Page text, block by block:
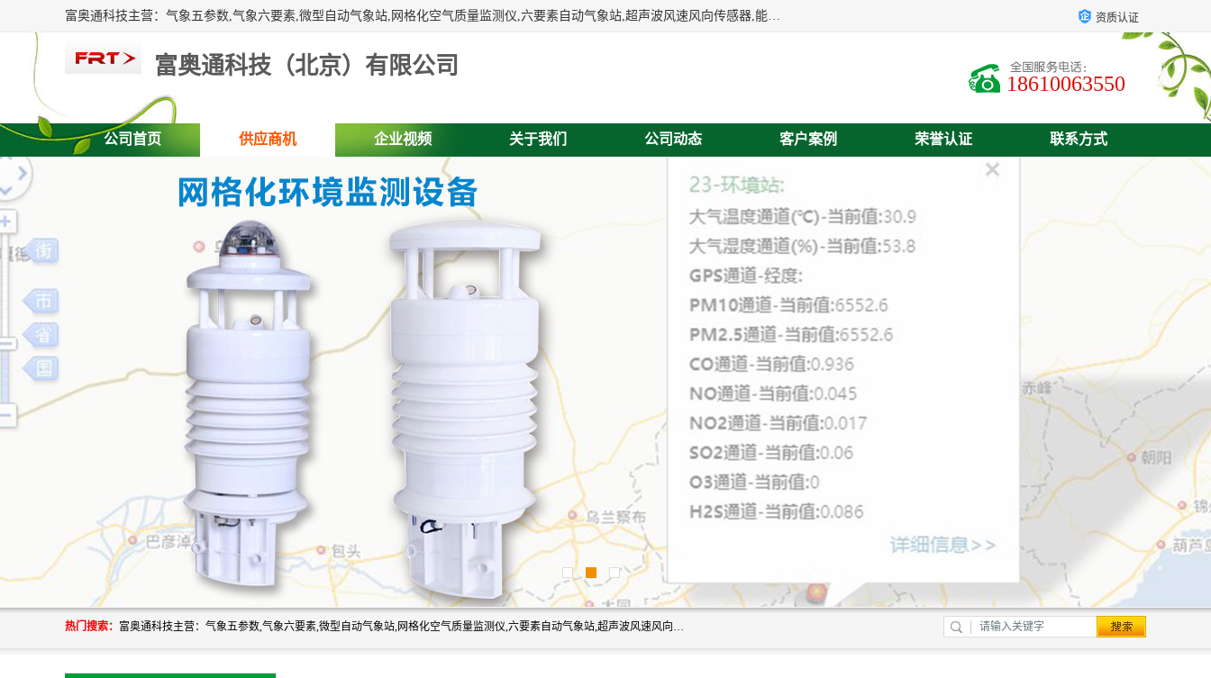
富奥通科技主营：气象五参数,气象六要素,微型自动气象站,网格化空气质量监测仪,六要素自动气象站,超声波风速风向传感器,能见度仪,大气微型站,交通自动气象站,高速路面结冰监测,路面状况传感器等。 资质认证
富奥通科技（北京）有限公司
18610063550
公司首页 供应商机 企业视频 关于我们 公司动态 客户案例 荣誉认证 联系方式
热门搜索： 富奥通科技主营：气象五参数,气象六要素,微型自动气象站,网格化空气质量监测仪,六要素自动气象站,超声波风速风向传感器,能见度仪,大气微型站,交通自动气象站,高速路面结冰监测,路面状况传感器等。